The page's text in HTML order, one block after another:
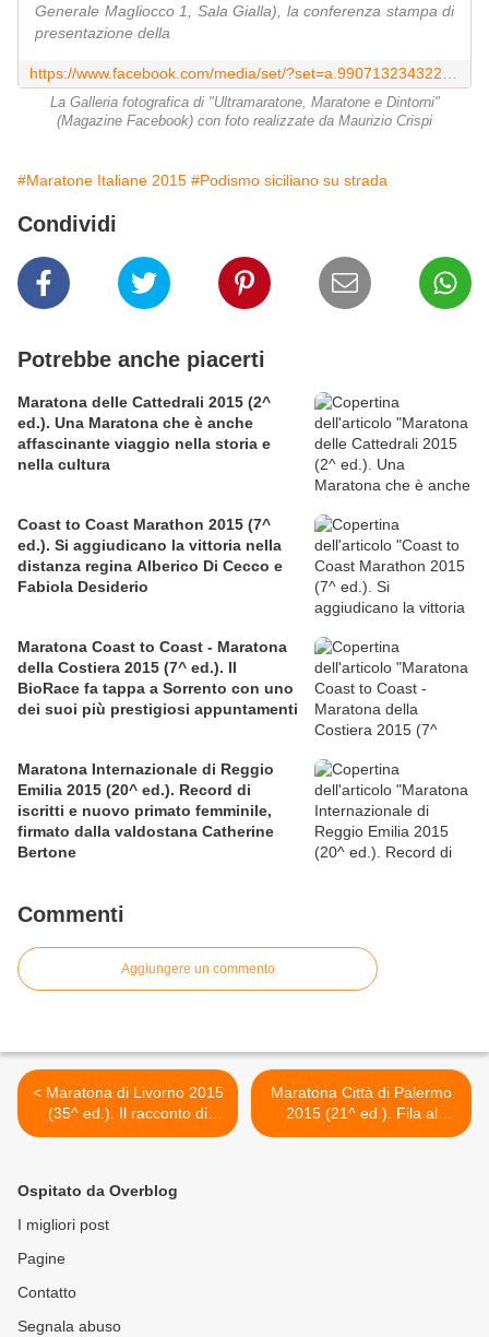
Generale Magliocco 1, Sala Gialla), la conferenza stampa di
presentazione della
La Galleria fotografica di "Ultramaratone, Maratone e Dintorni"
(Magazine Facebook) con foto realizzate da Maurizio Crispi
#Maratone Italiane 2015 #Podismo siciliano su strada
Condividi
Potrebbe anche piacerti
Maratona delle Cattedrali 2015 (2^
ed.). Una Maratona che è anche
affascinante viaggio nella storia e
nella cultura
Coast to Coast Marathon 2015 (7^
ed.). Si aggiudicano la vittoria nella
distanza regina Alberico Di Cecco e
Fabiola Desiderio
Maratona Coast to Coast - Maratona
della Costiera 2015 (7^ ed.). Il
BioRace fa tappa a Sorrento con uno
dei suoi più prestigiosi appuntamenti
Maratona Internazionale di Reggio
Emilia 2015 (20^ ed.). Record di
iscritti e nuovo primato femminile,
firmato dalla valdostana Catherine
Bertone
Commenti
Aggiungere un commento
< Maratona di Livorno 2015
(35^ ed.). Il racconto di
Emanuela Pagan, tra
Maratona Città di Palermo
2015 (21^ ed.). Fila al
Marathon Village per il ritiro
Ospitato da Overblog
I migliori post
Pagine
Contatto
Segnala abuso